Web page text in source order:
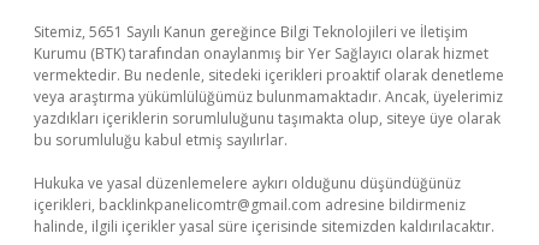
Sitemiz, 5651 Sayılı Kanun gereğince Bilgi Teknolojileri ve İletişim
Kurumu (BTK) tarafından onaylanmış bir Yer Sağlayıcı olarak hizmet
vermektedir. Bu nedenle, sitedeki içerikleri proaktif olarak denetleme
veya araştırma yükümlülüğümüz bulunmamaktadır. Ancak, üyelerimiz
yazdıkları içeriklerin sorumluluğunu taşımakta olup, siteye üye olarak
bu sorumluluğu kabul etmiş sayılırlar.
Hukuka ve yasal düzenlemelere aykırı olduğunu düşündüğünüz
içerikleri, backlinkpanelicomtr@gmail.com adresine bildirmeniz
halinde, ilgili içerikler yasal süre içerisinde sitemizden kaldırılacaktır.